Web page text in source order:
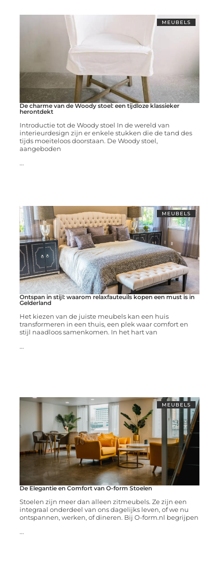
MEUBELS
De charme van de Woody stoel: een tijdloze klassieker
herontdekt
Introductie tot de Woody stoel In de wereld van
interieurdesign zijn er enkele stukken die de tand des
tijds moeiteloos doorstaan. De Woody stoel,
aangeboden
...
MEUBELS
Ontspan in stijl: waarom relaxfauteuils kopen een must is in
Gelderland
Het kiezen van de juiste meubels kan een huis
transformeren in een thuis, een plek waar comfort en
stijl naadloos samenkomen. In het hart van
...
MEUBELS
De Elegantie en Comfort van O-form Stoelen
Stoelen zijn meer dan alleen zitmeubels. Ze zijn een
integraal onderdeel van ons dagelijks leven, of we nu
ontspannen, werken, of dineren. Bij O-form.nl begrijpen
...